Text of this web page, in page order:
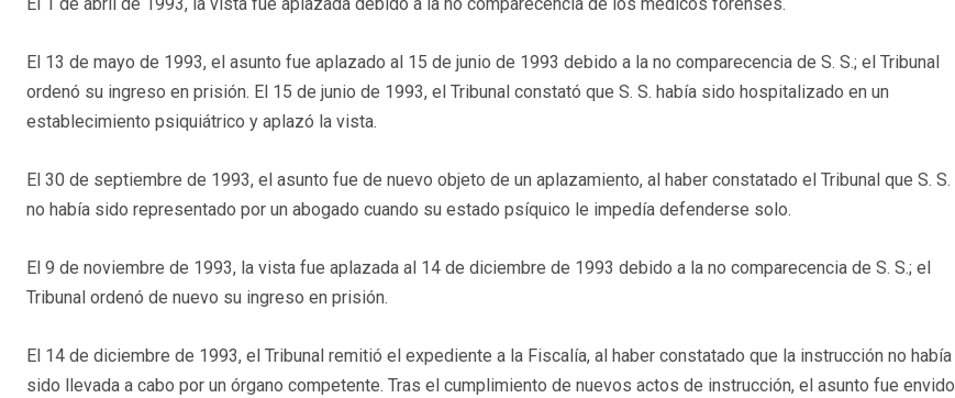
El 1 de abril de 1993, la vista fue aplazada debido a la no comparecencia de los médicos forenses.
El 13 de mayo de 1993, el asunto fue aplazado al 15 de junio de 1993 debido a la no comparecencia de S. S.; el Tribunal
ordenó su ingreso en prisión. El 15 de junio de 1993, el Tribunal constató que S. S. había sido hospitalizado en un
establecimiento psiquiátrico y aplazó la vista.
El 30 de septiembre de 1993, el asunto fue de nuevo objeto de un aplazamiento, al haber constatado el Tribunal que S. S.
no había sido representado por un abogado cuando su estado psíquico le impedía defenderse solo.
El 9 de noviembre de 1993, la vista fue aplazada al 14 de diciembre de 1993 debido a la no comparecencia de S. S.; el
Tribunal ordenó de nuevo su ingreso en prisión.
El 14 de diciembre de 1993, el Tribunal remitió el expediente a la Fiscalía, al haber constatado que la instrucción no había
sido llevada a cabo por un órgano competente. Tras el cumplimiento de nuevos actos de instrucción, el asunto fue envido